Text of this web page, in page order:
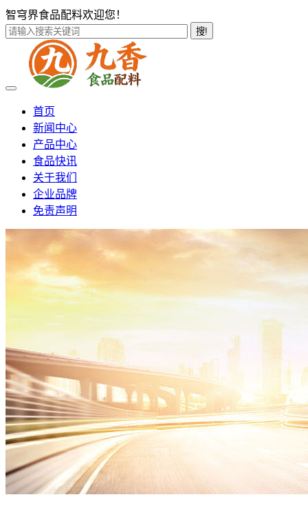
智穹界食品配料欢迎您！
搜!
首页
新闻中心
产品中心
食品快讯
关于我们
企业品牌
免责声明